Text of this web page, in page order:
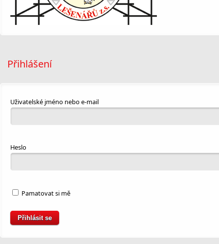
Přihlášení
Uživatelské jméno nebo e-mail
Heslo
Pamatovat si mě